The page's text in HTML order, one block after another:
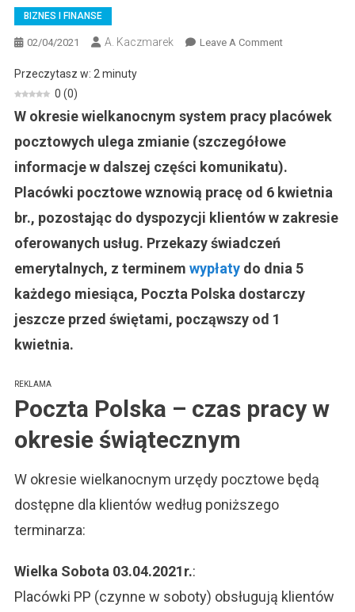
BIZNES I FINANSE
02/04/2021 A. Kaczmarek Leave A CommentOn
Przed
Przeczytasz w: 2 minuty
0 (0)
W okresie wielkanocnym system pracy placówek
pocztowych ulega zmianie (szczegółowe
informacje w dalszej części komunikatu).
Placówki pocztowe wznowią pracę od 6 kwietnia
br., pozostając do dyspozycji klientów w zakresie
oferowanych usług. Przekazy świadczeń
emerytalnych, z terminem wypłatydo dnia 5
każdego miesiąca, Poczta Polska dostarczy
jeszcze przed świętami, począwszy od 1
kwietnia.
REKLAMA
Poczta Polska – czas pracy w
okresie świątecznym
W okresie wielkanocnym urzędy pocztowe będą
dostępne dla klientów według poniższego
terminarza:
Wielka Sobota 03.04.2021r.:
Placówki PP (czynne w soboty) obsługują klientów